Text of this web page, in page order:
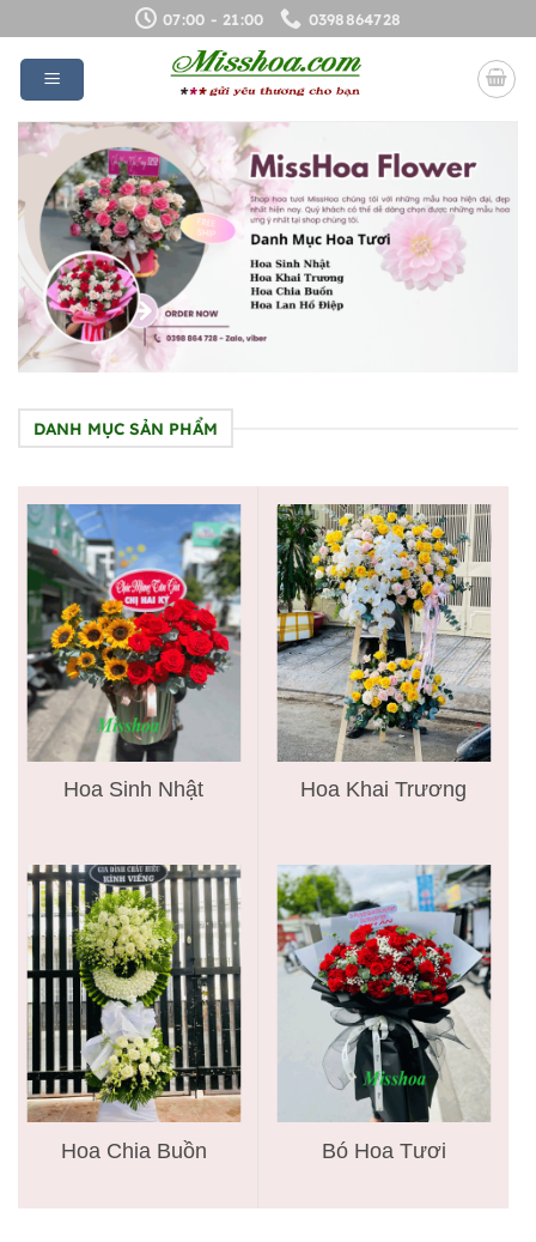
qua
dung
07:00 - 21:00 0398864728
DANH MỤC SẢN PHẨM
Hoa Sinh Nhật Hoa Khai Trương
Hoa Chia Buồn Bó Hoa Tươi